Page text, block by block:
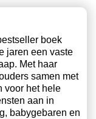
boek
jaren een vaste
Met haar
samen met
voor het hele
aan in
babygebaren en